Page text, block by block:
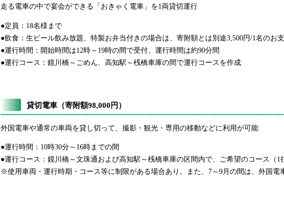
走る電車の中で宴会ができる「おきゃく電車」を1両貸切運行
●定員：18名様まで
●飲食：生ビール飲み放題、特製お弁当付きの場合は、寄附額とは別途3,500円/1名のお
●運行時間：開始時間は12時～19時の間で受付、運行時間は約90分間
●運行コース：鏡川橋～ごめん、高知駅～桟橋車庫の間で運行コースを作成
貸切電車（寄附額98,000円）
外国電車や通常の車両を貸し切って、撮影・観光・専用の移動などに利用が可能
●運行時間：10時30分～16時までの間
●運行コース：鏡川橋～文珠通および高知駅～桟橋車庫の区間内で、ご希望のコース（1
※使用車両・運行時期・コース等に制限がある場合あり。また、7～9月の間は、外国電